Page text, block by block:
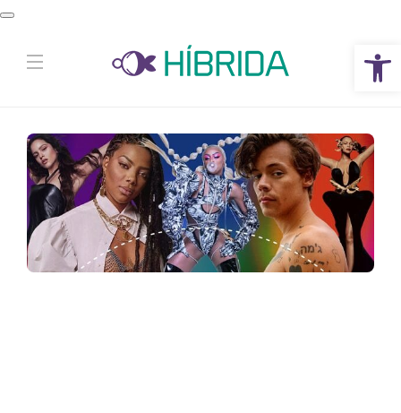
Abrir a barra de ferramentas